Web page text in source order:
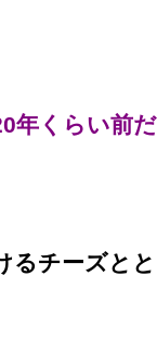
年くらい前
るチーズと